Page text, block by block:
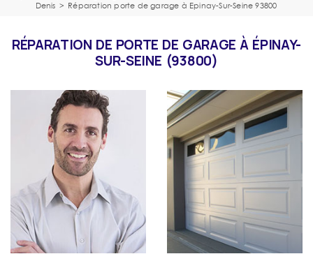
Denis > Réparation porte de garage à Epinay-Sur-Seine 93800
RÉPARATION DE PORTE DE GARAGE À ÉPINAY-
SUR-SEINE (93800)